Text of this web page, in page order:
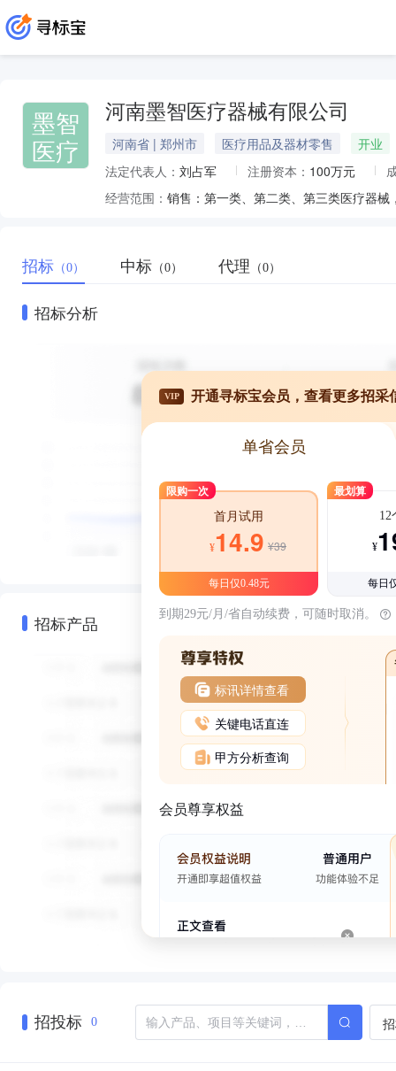
墨智
医疗
河南墨智医疗器械有限公司
河南省 | 郑州市 医疗用品及器材零售
开业
法定代表人： 刘占军 注册资本： 100万元
经营范围：
招标 （0） 中标 （0） 代理 （0）
招标分析
招标产品
VIP 开通寻标宝会员，查看更多招采
单省会员
限购一次
首月试用
¥14.9 ¥39
每日仅0.48元
最划算
12
¥
每日
到期29元/月/省自动续费，可随时取消。
标讯详情查看
关键电话直连
甲方分析查询
会员尊享权益
招投标 0